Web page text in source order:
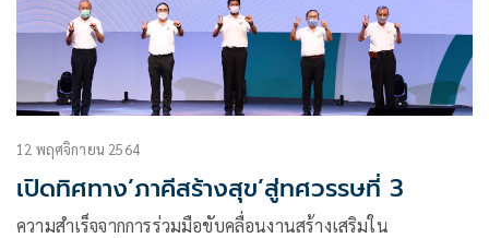
12 พฤศจิกายน 2564
เปิดทิศทาง’ภาคีสร้างสุข’สู่ทศวรรษที่ 3
ความสำเร็จจากการร่วมมือขับคลื่อนงานสร้างเสริมใน